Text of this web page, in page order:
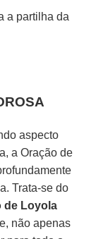
a partilha da
aspecto
a Oração de
Trata-se do
de Loyola
não apenas